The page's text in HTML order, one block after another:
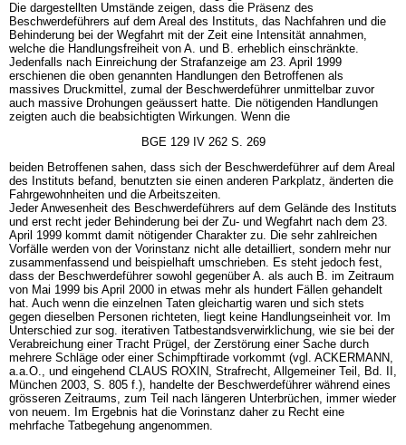
Die dargestellten Umstände zeigen, dass die Präsenz des
Beschwerdeführers auf dem Areal des Instituts, das Nachfahren und die
Behinderung bei der Wegfahrt mit der Zeit eine Intensität annahmen,
welche die Handlungsfreiheit von A. und B. erheblich einschränkte.
Jedenfalls nach Einreichung der Strafanzeige am 23. April 1999
erschienen die oben genannten Handlungen den Betroffenen als
massives Druckmittel, zumal der Beschwerdeführer unmittelbar zuvor
auch massive Drohungen geäussert hatte. Die nötigenden Handlungen
zeigten auch die beabsichtigten Wirkungen. Wenn die
BGE 129 IV 262 S. 269
beiden Betroffenen sahen, dass sich der Beschwerdeführer auf dem Areal
des Instituts befand, benutzten sie einen anderen Parkplatz, änderten die
Fahrgewohnheiten und die Arbeitszeiten.
Jeder Anwesenheit des Beschwerdeführers auf dem Gelände des Instituts
und erst recht jeder Behinderung bei der Zu- und Wegfahrt nach dem 23.
April 1999 kommt damit nötigender Charakter zu. Die sehr zahlreichen
Vorfälle werden von der Vorinstanz nicht alle detailliert, sondern mehr nur
zusammenfassend und beispielhaft umschrieben. Es steht jedoch fest,
dass der Beschwerdeführer sowohl gegenüber A. als auch B. im Zeitraum
von Mai 1999 bis April 2000 in etwas mehr als hundert Fällen gehandelt
hat. Auch wenn die einzelnen Taten gleichartig waren und sich stets
gegen dieselben Personen richteten, liegt keine Handlungseinheit vor. Im
Unterschied zur sog. iterativen Tatbestandsverwirklichung, wie sie bei der
Verabreichung einer Tracht Prügel, der Zerstörung einer Sache durch
mehrere Schläge oder einer Schimpftirade vorkommt (vgl. ACKERMANN,
a.a.O., und eingehend CLAUS ROXIN, Strafrecht, Allgemeiner Teil, Bd. II,
München 2003, S. 805 f.), handelte der Beschwerdeführer während eines
grösseren Zeitraums, zum Teil nach längeren Unterbrüchen, immer wieder
von neuem. Im Ergebnis hat die Vorinstanz daher zu Recht eine
mehrfache Tatbegehung angenommen.